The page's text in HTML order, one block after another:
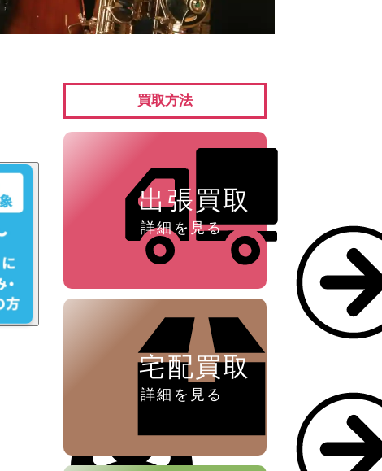
ペン ⁄
買取方法
出張買取
詳細を見る
宅配買取
詳細を見る